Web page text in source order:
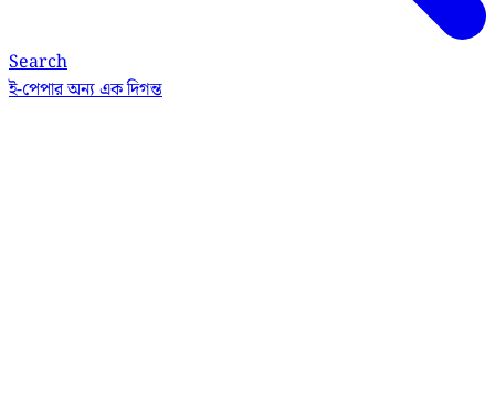
Search
ই-পেপারঅন্য এক দিগন্ত